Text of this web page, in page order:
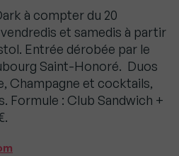
à compter du 20
et samedis à partir
Entrée dérobée par le
Saint-Honoré. Duos
Champagne et cocktails,
Formule : Club Sandwich +